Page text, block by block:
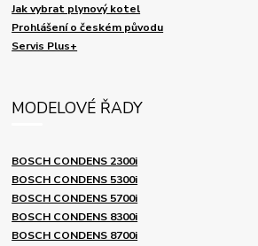
Jak vybrat plynový kotel
Prohlášení o českém původu
Servis Plus+
MODELOVÉ ŘADY
BOSCH CONDENS 2300i
BOSCH CONDENS 5300i
BOSCH CONDENS 5700i
BOSCH CONDENS 8300i
BOSCH CONDENS 8700i